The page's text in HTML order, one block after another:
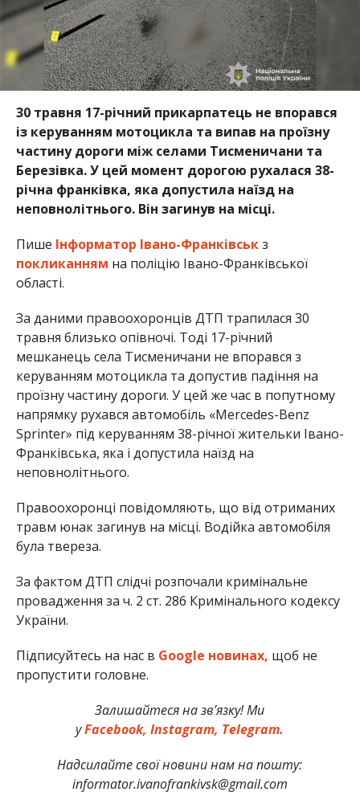
30 травня 17-річний прикарпатець не впорався
із керуванням мотоцикла та випав на проїзну
частину дороги між селами Тисменичани та
Березівка. У цей момент дорогою рухалася 38-
річна франківка, яка допустила наїзд на
неповнолітнього. Він загинув на місці.
Пише Інформатор Івано-Франківськз
покликанням на поліцію Івано-Франківської
області.
За даними правоохоронців ДТП трапилася 30
травня близько опівночі. Тоді 17-річний
мешканець села Тисменичани не впорався з
керуванням мотоцикла та допустив падіння на
проїзну частину дороги. У цей же час в попутному
напрямку рухався автомобіль «Mercedes-Benz
Sprinter» під керуванням 38-річної жительки Івано-
Франківська, яка і допустила наїзд на
неповнолітнього.
Правоохоронці повідомляють, що від отриманих
травм юнак загинув на місці. Водійка автомобіля
була твереза.
За фактом ДТП слідчі розпочали кримінальне
провадження за ч. 2 ст. 286 Кримінального кодексу
України.
Підписуйтесь на нас в Google новинах, щоб не
пропустити головне.
Залишайтеся на зв’язку! Ми
уFacebook, Instagram, Telegram.
Надсилайте свої новини нам на пошту:
informator.ivanofrankivsk@gmail.com